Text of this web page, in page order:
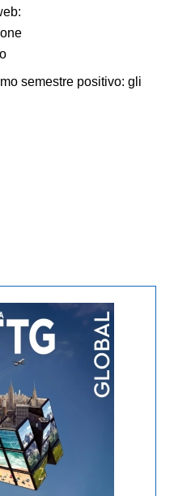
semestre positivo: gli